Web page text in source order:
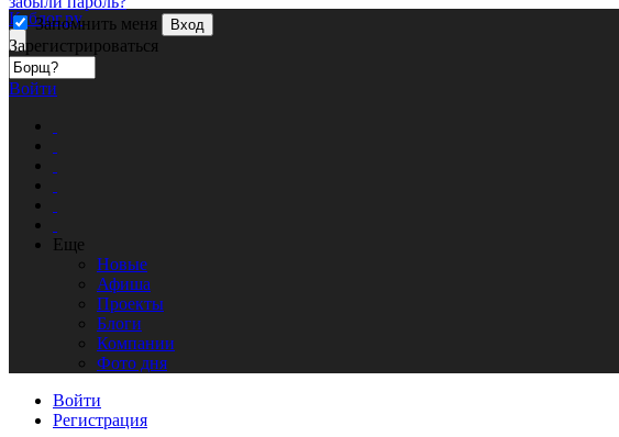
Запомнить меня
Вход
Зарегистрироваться
Кублог.ру
Войти
Еще
Новые
Афиша
Проекты
Блоги
Компании
Фото дня
Войти
Регистрация